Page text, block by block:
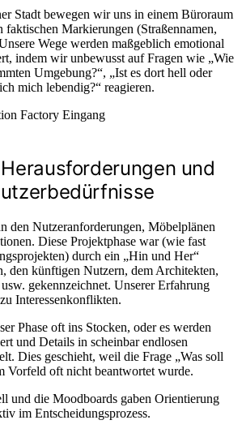
Stadt bewegen wir uns in einem Büroraum
Markierungen (Straßennamen,
Wege werden maßgeblich emotional
indem wir unbewusst auf Fragen wie „Wie
Umgebung?“, „Ist es dort hell oder
mich lebendig?“ reagieren.
und
den Nutzeranforderungen, Möbelplänen
Diese Projektphase war (wie fast
durch ein „Hin und Her“
den künftigen Nutzern, dem Architekten,
gekennzeichnet. Unserer Erfahrung
Interessenkonflikten.
Phase oft ins Stocken, oder es werden
und Details in scheinbar endlosen
Dies geschieht, weil die Frage „Was soll
Vorfeld oft nicht beantwortet wurde.
und die Moodboards gaben Orientierung
im Entscheidungsprozess.